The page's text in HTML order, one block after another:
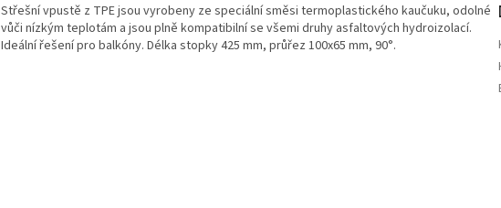
Střešní vpustě z TPE jsou vyrobeny ze speciální směsi termoplastického kaučuku, odolné
vůči nízkým teplotám a jsou plně kompatibilní se všemi druhy asfaltových hydroizolací.
Ideální řešení pro balkóny. Délka stopky 425 mm, průřez 100x65 mm, 90°.